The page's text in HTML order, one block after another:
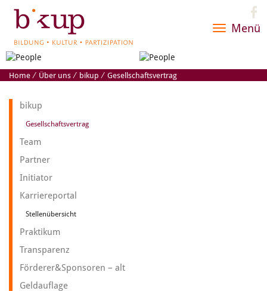
Menü
Toggle
Home⁄ Über uns⁄ bikup ⁄ Gesellschaftsvertrag
bikup
Gesellschaftsvertrag
Team
Partner
Initiator
Karriereportal
Stellenübersicht
Praktikum
Transparenz
Förderer&Sponsoren – alt
Geldauflage